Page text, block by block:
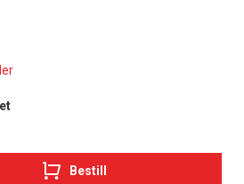
Bestill